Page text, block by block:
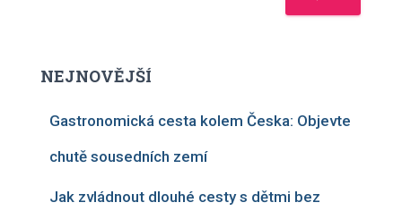
tNEJNOVĚJŠÍ
Gastronomická cesta kolem Česka: Objevte
chutě sousedních zemí
Jak zvládnout dlouhé cesty s dětmi bez